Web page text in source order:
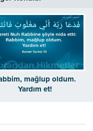
mağlup oldum.
Yardım et!